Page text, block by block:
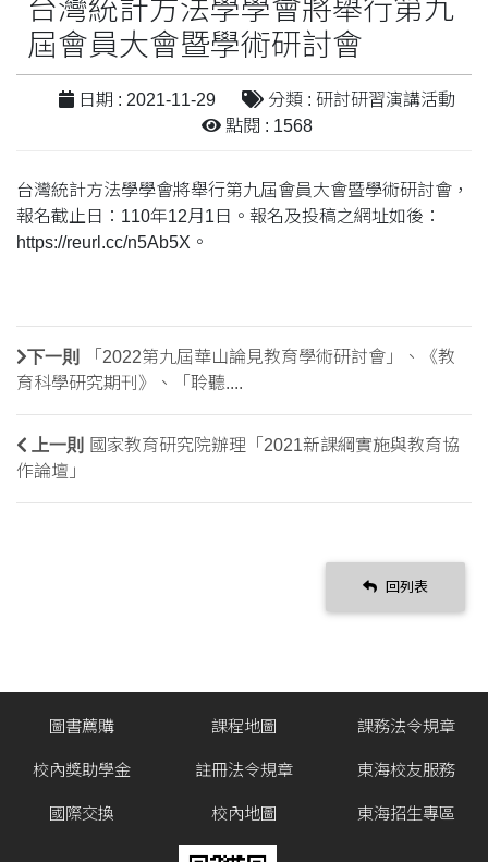
台灣統計方法學學會將舉行第九
屆會員大會暨學術研討會
日期 : 2021-11-29
分類 : 研討研習演講活動
點閱 : 1568
台灣統計方法學學會將舉行第九屆會員大會暨學術研討會，
報名截止日：110年12月1日。報名及投稿之網址如後：
https://reurl.cc/n5Ab5X。
下一則
「2022第九屆華山論見教育學術研討會」、《教
育科學研究期刊》、「聆聽....
上一則
國家教育研究院辦理「2021新課綱實施與教育協
作論壇」
回列表
圖書薦購
校內獎助學金
國際交換
課程地圖
註冊法令規章
校內地圖
課務法令規章
東海校友服務
東海招生專區